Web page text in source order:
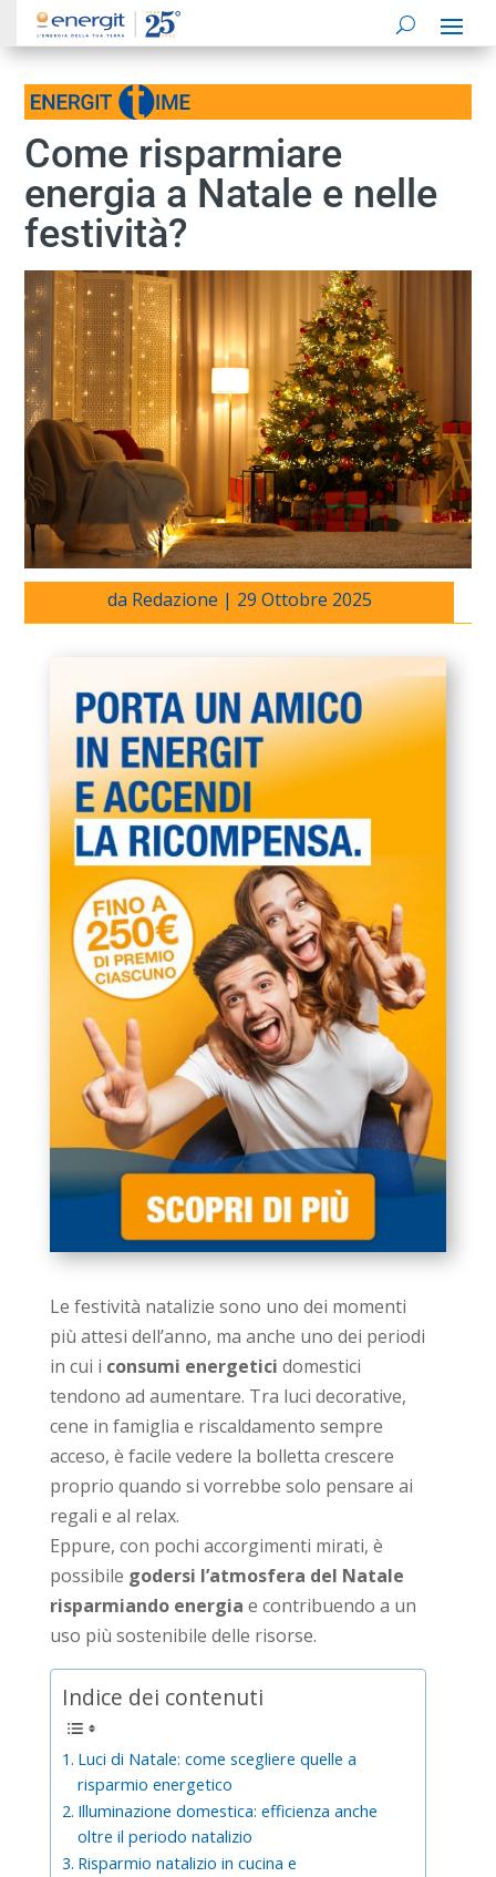
Come risparmiare
energia a Natale e nelle
festività?
da Redazione | 29 Ottobre 2025
Le festività natalizie sono uno dei momenti
più attesi dell’anno, ma anche uno dei periodi
in cui i consumi energetici domestici
tendono ad aumentare. Tra luci decorative,
cene in famiglia e riscaldamento sempre
acceso, è facile vedere la bolletta crescere
proprio quando si vorrebbe solo pensare ai
regali e al relax.
Eppure, con pochi accorgimenti mirati, è
possibile godersi l’atmosfera del Natale
risparmiando energia e contribuendo a un
uso più sostenibile delle risorse.
Indice dei contenuti
Luci di Natale: come scegliere quelle a
risparmio energetico
Illuminazione domestica: efficienza anche
oltre il periodo natalizio
Risparmio natalizio in cucina e